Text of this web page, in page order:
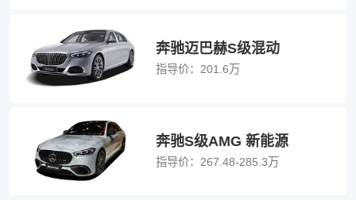
奔驰迈巴赫S级混动
指导价： 201.6万
奔驰S级AMG 新能源
指导价： 267.48-285.3万